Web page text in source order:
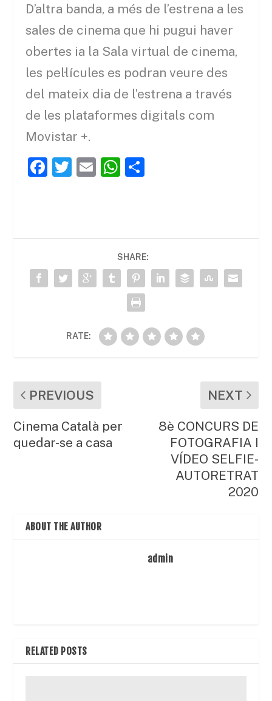
D’altra banda, a més de l’estrena a les
sales de cinema que hi pugui haver
obertes ia la Sala virtual de cinema,
les pel·lícules es podran veure des
del mateix dia de l’estrena a través
de les plataformes digitals com
Movistar +.
F
b
o
o
T
E
W
A
p
p
ar
te
ix
SHARE:
RATE:
PREVIOUS
Cinema Català per
quedar-se a casa
NEXT
8è CONCURS DE
FOTOGRAFIA I
VÍDEO SELFIE-
AUTORETRAT
2020
ABOUT THE AUTHOR
admin
RELATED POSTS